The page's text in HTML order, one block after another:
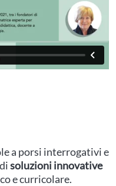
a porsi interrogativi e
soluzioni innovative
e curricolare.